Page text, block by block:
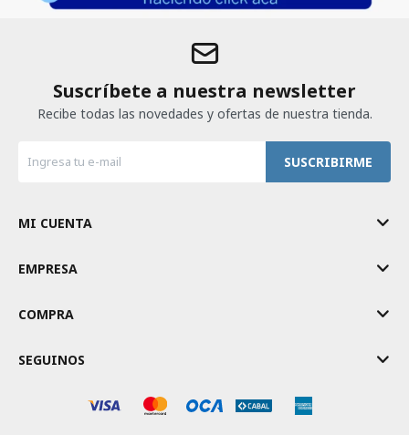
Suscríbete a nuestra newsletter
Recibe todas las novedades y ofertas de nuestra tienda.
SUSCRIBIRME
MI CUENTA
EMPRESA
COMPRA
SEGUINOS